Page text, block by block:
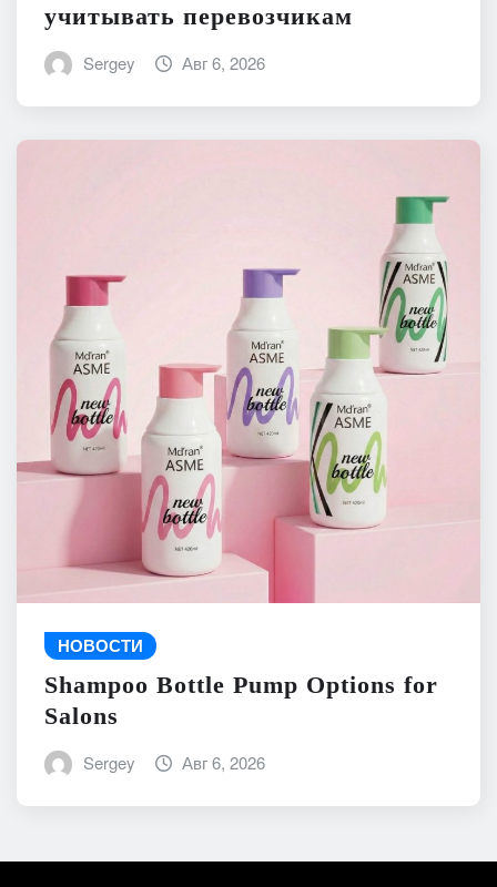
учитывать перевозчикам
Sergey Авг 6, 2026
НОВОСТИ
Shampoo Bottle Pump Options for
Salons
Sergey Авг 6, 2026